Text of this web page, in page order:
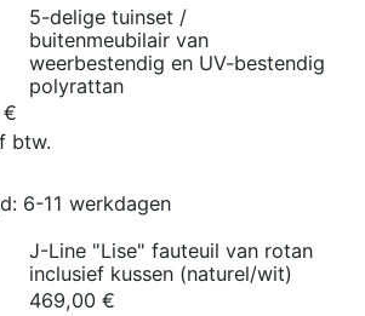
5-delige tuinset /
buitenmeubilair van
weerbestendig en UV-bestendig
polyrattan
€
btw.
6-11 werkdagen
J-Line "Lise" fauteuil van rotan
inclusief kussen (naturel/wit)
469,00€